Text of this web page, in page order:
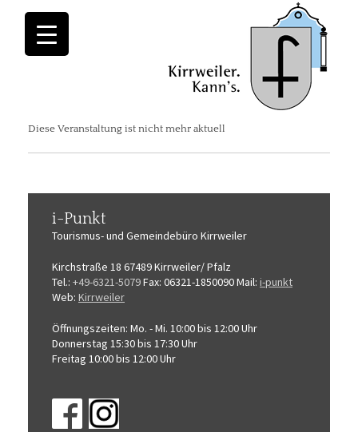
Diese Veranstaltung ist nicht mehr aktuell
i-Punkt
Tourismus-und Gemeindebüro Kirrweiler
Kirchstraße 18 67489 Kirrweiler/ Pfalz
Tel.: +49-6321-5079Fax: 06321-1850090Mail: i-punkt
Web: Kirrweiler
Öffnungszeiten: Mo. - Mi. 10:00 bis 12:00 Uhr
Donnerstag 15:30 bis 17:30 Uhr
Freitag 10:00 bis 12:00 Uhr